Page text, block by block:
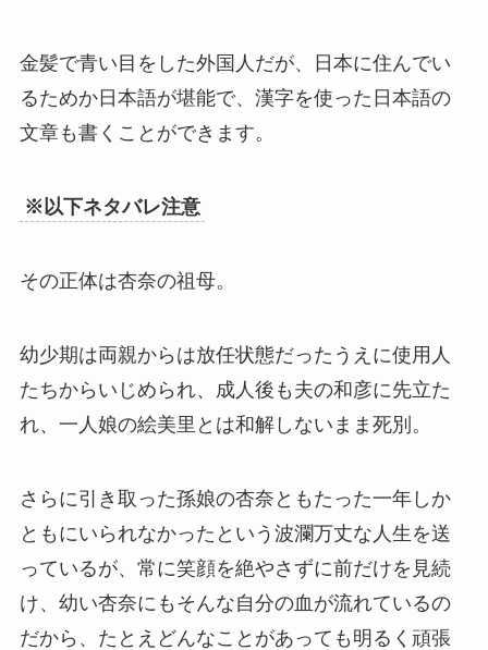
金髪で青い目をした外国人だが、日本に住んでい
るためか日本語が堪能で、漢字を使った日本語の
文章も書くことができます。
※以下ネタバレ注意
その正体は杏奈の祖母。
幼少期は両親からは放任状態だったうえに使用人
たちからいじめられ、成人後も夫の和彦に先立た
れ、一人娘の絵美里とは和解しないまま死別。
さらに引き取った孫娘の杏奈ともたった一年しか
ともにいられなかったという波瀾万丈な人生を送
っているが、常に笑顔を絶やさずに前だけを見続
け、幼い杏奈にもそんな自分の血が流れているの
だから、たとえどんなことがあっても明るく頑張